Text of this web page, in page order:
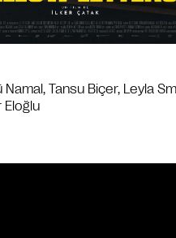
Namal, Tansu Biçer, Leyla
Eloğlu